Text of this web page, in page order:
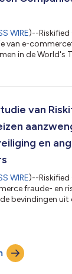
WIRE)--Riskified
van e-
in de World's
Inc., het
is beschikbaar
van
en
WIRE)--Riskified
fraude- en
bevindingen uit
werden verkend.
consumenten in
China, Japan,